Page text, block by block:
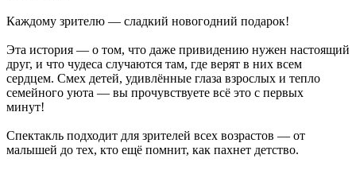
Каждому зрителю — сладкий новогодний подарок!
Эта история — о том, что даже привидению нужен настоящий
друг, и что чудеса случаются там, где верят в них всем
сердцем. Смех детей, удивлённые глаза взрослых и тепло
семейного уюта — вы прочувствуете всё это с первых
минут!
Спектакль подходит для зрителей всех возрастов — от
малышей до тех, кто ещё помнит, как пахнет детство.